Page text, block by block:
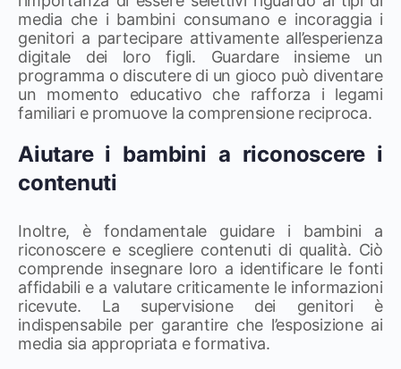
media che i bambini consumano e incoraggia i
genitori a partecipare attivamente all’esperienza
digitale dei loro figli. Guardare insieme un
programma o discutere di un gioco può diventare
un momento educativo che rafforza i legami
familiari e promuove la comprensione reciproca.
Aiutare i bambini a riconoscere i
contenuti
Inoltre, è fondamentale guidare i bambini a
riconoscere e scegliere contenuti di qualità. Ciò
comprende insegnare loro a identificare le fonti
affidabili e a valutare criticamente le informazioni
ricevute. La supervisione dei genitori è
indispensabile per garantire che l’esposizione ai
media sia appropriata e formativa.